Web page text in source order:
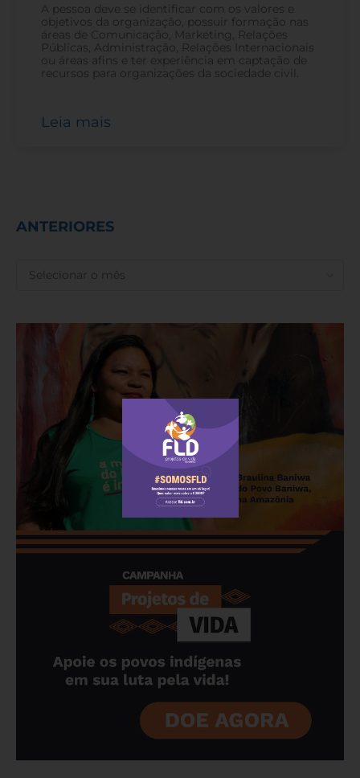
A pessoa deve se identificar com os valores e
objetivos da organização, possuir formação nas
áreas de Comunicação, Marketing, Relações
Públicas, Administração, Relações Internacionais
ou áreas afins e ter experiência em captação de
recursos para organizações da sociedade civil.
Leia mais
ANTERIORES